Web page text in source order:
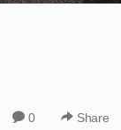
0 Share